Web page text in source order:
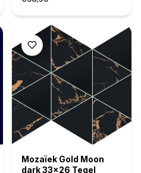
Mozaïek Gold Moon
dark 33x26 Tegel